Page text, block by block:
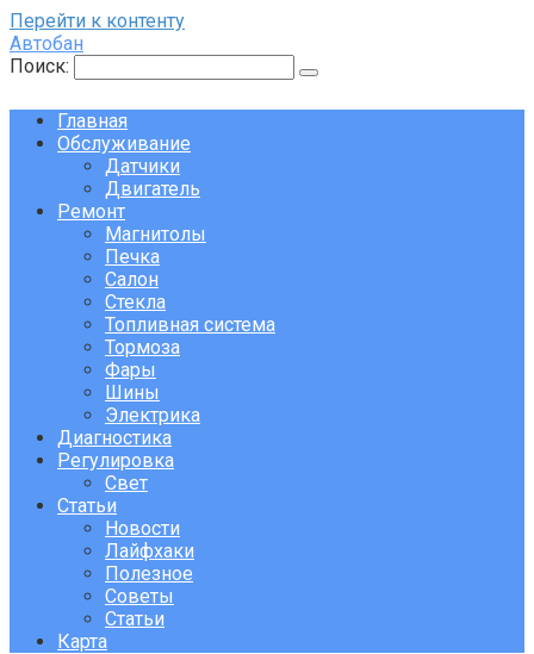
Перейти к контенту
Автобан
Поиск:
Главная
Обслуживание
Датчики
Двигатель
Ремонт
Магнитолы
Печка
Салон
Стекла
Топливная система
Тормоза
Фары
Шины
Электрика
Диагностика
Регулировка
Свет
Статьи
Новости
Лайфхаки
Полезное
Советы
Статьи
Карта